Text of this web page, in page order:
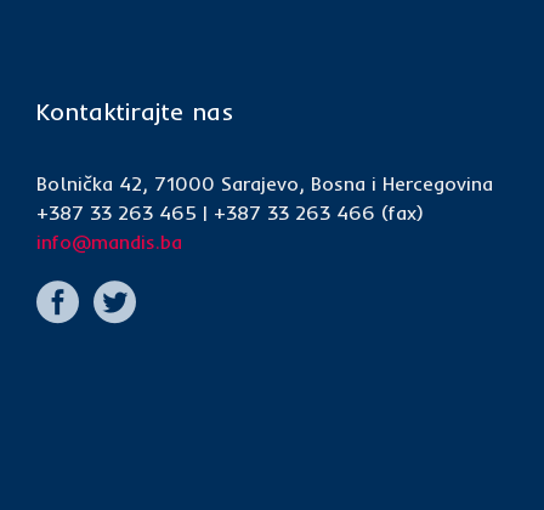
Kontaktirajte nas
Bolnička 42, 71000 Sarajevo, Bosna i Hercegovina
+387 33 263 465 | +387 33 263 466 (fax)
info@mandis.ba